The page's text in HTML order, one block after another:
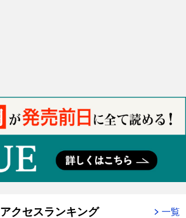
アクセスランキング 一覧